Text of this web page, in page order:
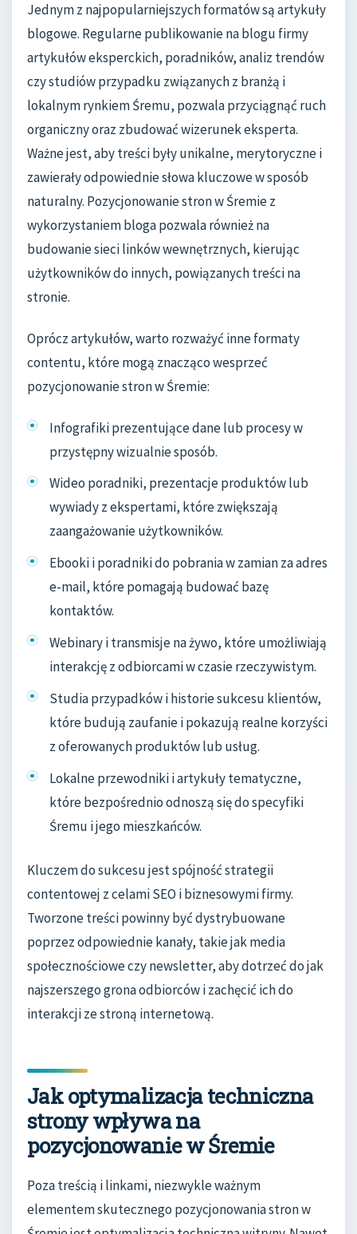
Jednym z najpopularniejszych formatów są artykuły
blogowe. Regularne publikowanie na blogu firmy
artykułów eksperckich, poradników, analiz trendów
czy studiów przypadku związanych z branżą i
lokalnym rynkiem Śremu, pozwala przyciągnąć ruch
organiczny oraz zbudować wizerunek eksperta.
Ważne jest, aby treści były unikalne, merytoryczne i
zawierały odpowiednie słowa kluczowe w sposób
naturalny. Pozycjonowanie stron w Śremie z
wykorzystaniem bloga pozwala również na
budowanie sieci linków wewnętrznych, kierując
użytkowników do innych, powiązanych treści na
stronie.
Oprócz artykułów, warto rozważyć inne formaty
contentu, które mogą znacząco wesprzeć
pozycjonowanie stron w Śremie:
Infografiki prezentujące dane lub procesy w
przystępny wizualnie sposób.
Wideo poradniki, prezentacje produktów lub
wywiady z ekspertami, które zwiększają
zaangażowanie użytkowników.
Ebooki i poradniki do pobrania w zamian za adres
e-mail, które pomagają budować bazę
kontaktów.
Webinary i transmisje na żywo, które umożliwiają
interakcję z odbiorcami w czasie rzeczywistym.
Studia przypadków i historie sukcesu klientów,
które budują zaufanie i pokazują realne korzyści
z oferowanych produktów lub usług.
Lokalne przewodniki i artykuły tematyczne,
które bezpośrednio odnoszą się do specyfiki
Śremu i jego mieszkańców.
Kluczem do sukcesu jest spójność strategii
contentowej z celami SEO i biznesowymi firmy.
Tworzone treści powinny być dystrybuowane
poprzez odpowiednie kanały, takie jak media
społecznościowe czy newsletter, aby dotrzeć do jak
najszerszego grona odbiorców i zachęcić ich do
interakcji ze stroną internetową.
Jak optymalizacja techniczna
strony wpływa na
pozycjonowanie w Śremie
Poza treścią i linkami, niezwykle ważnym
elementem skutecznego pozycjonowania stron w